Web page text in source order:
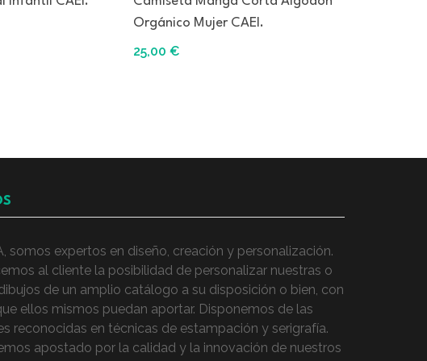
Orgánico Mujer CAEI.
25,00 €
somos expertos en diseño, creación y personalización.
al cliente la posibilidad de personalizar nuestras o
de un amplio catálogo a su disposición o bien, con
ellos mismos puedan aportar. Disponemos de las
reconocidas en técnicas de estampación y serigrafía.
apostado por la calidad y la innovación de nuestros